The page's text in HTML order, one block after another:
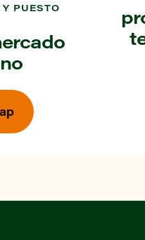
PUESTO